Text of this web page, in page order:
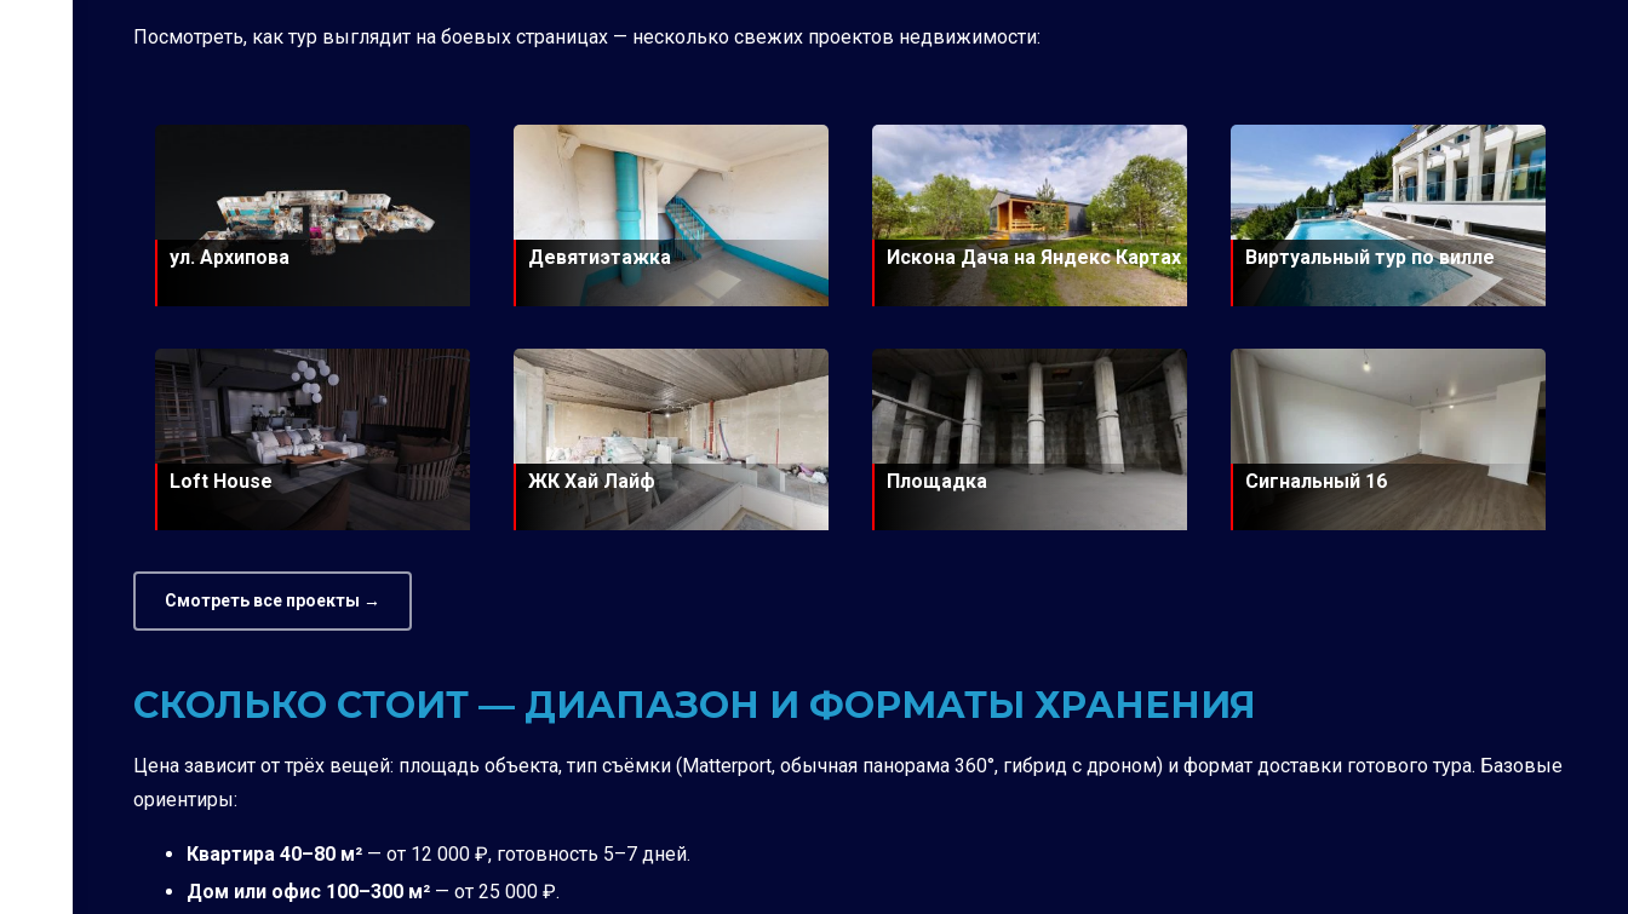
Посмотреть, как тур выглядит на боевых страницах — несколько свежих проектов недвижимости:
ул. Архипова Девятиэтажка Искона Дача на Яндекс Картах Виртуальный тур по вилле
Loft House ЖК Хай Лайф Площадка Сигнальный 16
Смотреть все проекты →
СКОЛЬКО СТОИТ — ДИАПАЗОН И ФОРМАТЫ ХРАНЕНИЯ
Цена зависит от трёх вещей: площадь объекта, тип съёмки (Matterport, обычная панорама 360°, гибрид с дроном) и формат доставки готового тура. Базовые
ориентиры:
Квартира 40–80 м² — от 12 000 ₽, готовность 5–7 дней.
Дом или офис 100–300 м² — от 25 000 ₽.